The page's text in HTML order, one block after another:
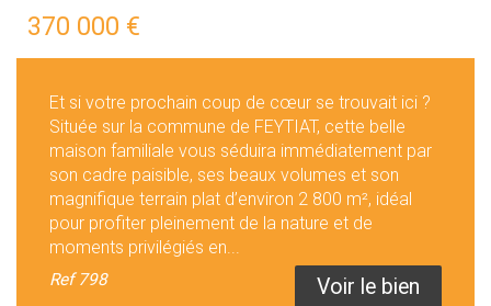
370 000 €
Et si votre prochain coup de cœur se trouvait ici ?
Située sur la commune de FEYTIAT, cette belle
maison familiale vous séduira immédiatement par
son cadre paisible, ses beaux volumes et son
magnifique terrain plat d’environ 2 800 m², idéal
pour profiter pleinement de la nature et de
moments privilégiés en...
Ref798 Voir le bien